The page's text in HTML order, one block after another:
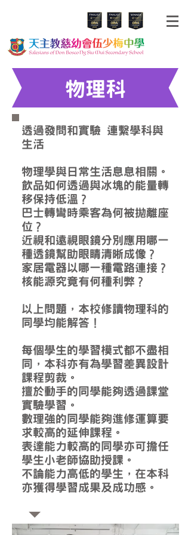
物理科
透過發問和實驗 連繫學科與
生活
物理學與日常生活息息相關。
飲品如何透過與冰塊的能量轉
移保持低溫？
巴士轉彎時乘客為何被拋離座
位？
近視和遠視眼鏡分別應用哪一
種透鏡幫助眼睛清晰成像？
家居電器以哪一種電路連接？
核能源究竟有何種利弊？
以上問題，本校修讀物理科的
同學均能解答！
每個學生的學習模式都不盡相
同，本科亦有為學習差異設計
課程剪裁。
擅於動手的同學能夠透過課堂
實驗學習。
數理強的同學能夠進修運算要
求較高的延伸課程。
表達能力較高的同學亦可擔任
學生小老師協助授課。
不論能力高低的學生，在本科
亦獲得學習成果及成功感。